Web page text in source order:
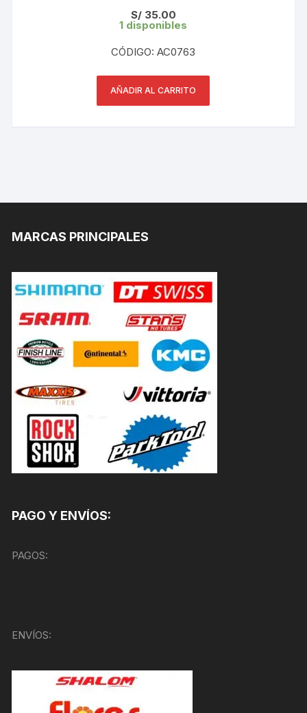
S/35.00
1 disponibles
CÓDIGO: AC0763
AÑADIR AL CARRITO
MARCAS PRINCIPALES
PAGO Y ENVÍOS:
PAGOS:
ENVÍOS: